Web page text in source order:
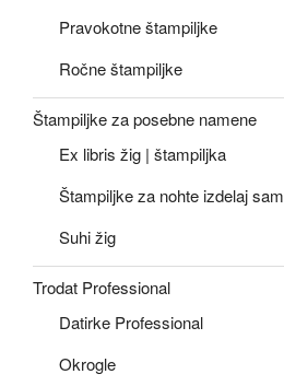
Pravokotne štampiljke
Ročne štampiljke
Štampiljke za posebne namene
Ex libris žig | štampiljka
Štampiljke za nohte izdelaj sam
Suhi žig
Trodat Professional
Datirke Professional
Okrogle